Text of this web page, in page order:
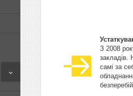
З 2008
закладів.
самі за